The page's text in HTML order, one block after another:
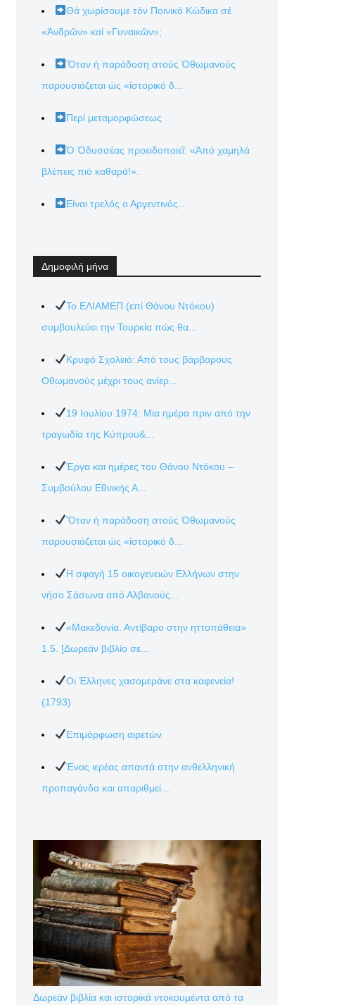
Website:
Θά χωρίσουμε τόν Ποινικό Κώδικα σέ
«Ἀνδρῶν» καί «Γυναικῶν»;
Ὅταν ἡ παράδοση στούς Ὀθωμανούς
παρουσιάζεται ὡς «ἱστορικό δ...
Περί μεταμορφώσεως
Ὁ Ὀδυσσέας προειδοποιεῖ: «Ἀπό χαμηλά
βλέπεις πιό καθαρά!».
Είναι τρελός ο Αργεντινός…
Δημοφιλή μήνα
Το ΕΛΙΑΜΕΠ (επί Θάνου Ντόκου)
συμβουλεύει την Τουρκία πώς θα...
Κρυφό Σχολειό: Από τους βάρβαρους
Οθωμανούς μέχρι τους ανίερ...
19 Ιουλίου 1974: Μια ημέρα πριν από την
τραγωδία της Κύπρου&...
Έργα και ημέρες του Θάνου Ντόκου –
Συμβούλου Εθνικής Α...
Ὅταν ἡ παράδοση στούς Ὀθωμανούς
παρουσιάζεται ὡς «ἱστορικό δ...
Η σφαγή 15 οικογενειών Ελλήνων στην
νήσο Σάσωνα από Αλβανούς...
«Μακεδονία. Αντίβαρο στην ηττοπάθεια»
1.5. [Δωρεάν βιβλίο σε...
Οι Έλληνες χασομεράνε στα καφενεία!
(1793)
Επιμόρφωση αιρετών
Ένας ιερέας απαντά στην ανθελληνική
προπαγάνδα και απαριθμεί...
Δωρεάν βιβλία και ιστορικά ντοκουμέντα από τα